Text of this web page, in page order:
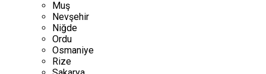
Muş
Nevşehir
Niğde
Ordu
Osmaniye
Rize